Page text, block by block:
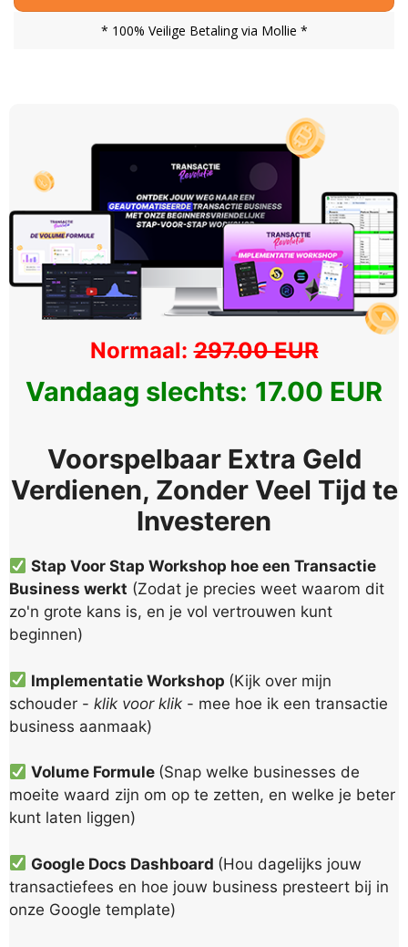
* 100% Veilige Betaling via Mollie *
Normaal: 297.00 EUR
Vandaag slechts: 17.00 EUR
Voorspelbaar Extra Geld
Verdienen, Zonder Veel Tijd te
Investeren
Stap Voor Stap Workshop hoe een Transactie
Business werkt (Zodat je precies weet waarom dit
zo'n grote kans is, en je vol vertrouwen kunt
beginnen)
Implementatie Workshop (Kijk over mijn
schouder - klik voor klik - mee hoe ik een transactie
business aanmaak)
Volume Formule (Snap welke businesses de
moeite waard zijn om op te zetten, en welke je beter
kunt laten liggen)
Google Docs Dashboard (Hou dagelijks jouw
transactiefees en hoe jouw business presteert bij in
onze Google template)